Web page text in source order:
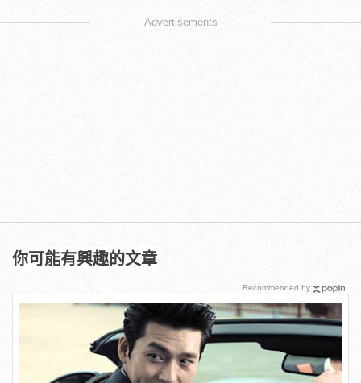
Advertisements
你可能有興趣的文章
Recommended by